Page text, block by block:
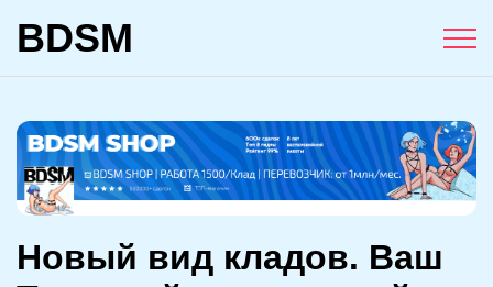
BDSM
Новый вид кладов. Ваш